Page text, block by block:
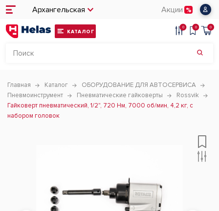
Архангельская Акции
КАТАЛОГ
0 0 0
Главная Каталог
ОБОРУДОВАНИЕ ДЛЯ АВТОСЕРВИСА
Пневмоинструмент
Пневматические гайковерты
Rossvik
Гайковерт пневматический, 1/2", 720 Нм, 7000 об/мин, 4,2 кг, с
набором головок